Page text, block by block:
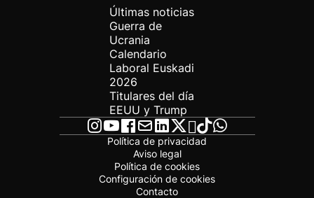
Últimas noticias
Guerra de
Ucrania
Calendario
Laboral Euskadi
2026
Titulares del día
EEUU y Trump
Política de privacidad
Aviso legal
Política de cookies
Configuración de cookies
Contacto